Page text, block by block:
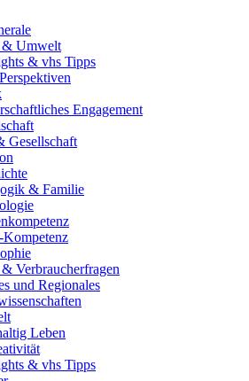
& Umwelt
& vhs Tipps
Engagement
Gesellschaft
& Familie
Kompetenz
Verbraucherfragen
und Regionales
Leben
& vhs Tipps